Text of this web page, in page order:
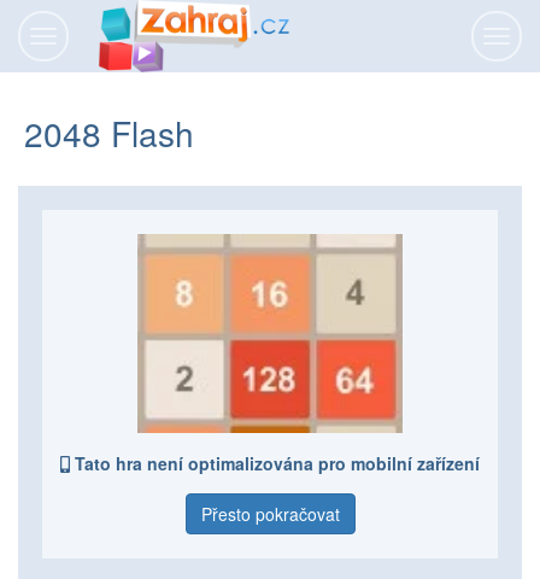
2048 Flash
Tato hra není optimalizována pro mobilní zařízení
Přesto pokračovat